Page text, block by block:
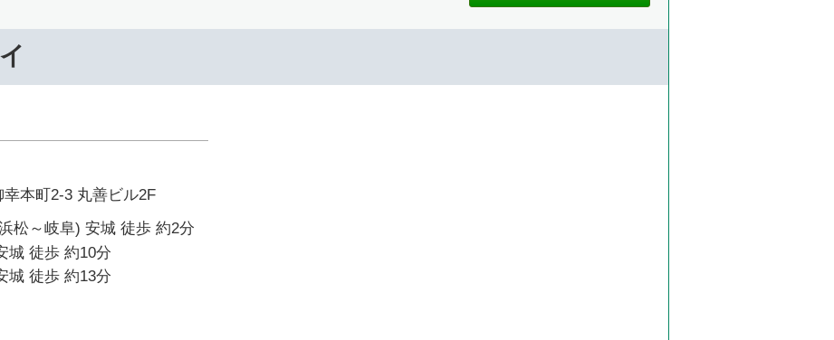
本町2-3 丸善ビル2F
松～岐阜) 安城 徒歩 約2分
城 徒歩 約10分
城 徒歩 約13分